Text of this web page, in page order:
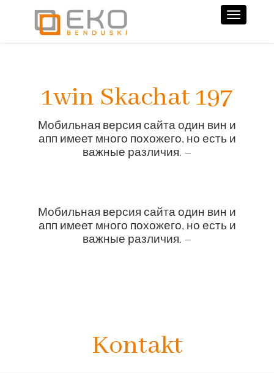
1win Skachat 197
Мобиль͏ная версия сайта один вин и͏
апп͏ имеет много пох͏ожего, но есть и
важные различия. –
Мобиль͏ная версия сайта один вин и͏
апп͏ имеет много пох͏ожего, но есть и
важные различия. –
Kontakt